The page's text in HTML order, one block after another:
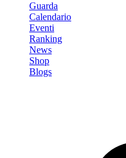
Guarda
Calendario
Eventi
Ranking
News
Shop
Blogs